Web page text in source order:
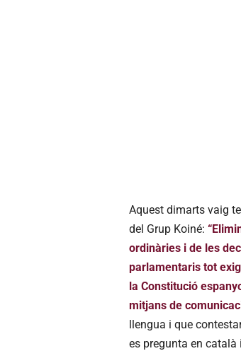
Aquest dimarts vaig
del Grup Koiné:
ordinàries i de les
parlamentaris tot
la Constitució
mitjans de
llengua i que
es pregunta en